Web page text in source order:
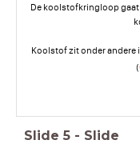
De koolstofkringloop gaat
Koolstof zit onder
(
Slide 5 - Slide